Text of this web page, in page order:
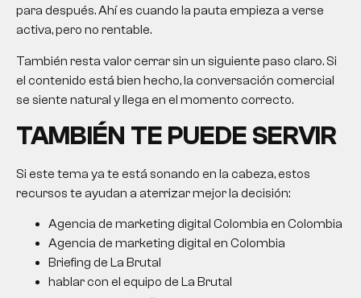
para después. Ahí es cuando la pauta empieza a verse
activa, pero no rentable.
También resta valor cerrar sin un siguiente paso claro. Si
el contenido está bien hecho, la conversación comercial
se siente natural y llega en el momento correcto.
TAMBIÉN TE PUEDE SERVIR
Si este tema ya te está sonando en la cabeza, estos
recursos te ayudan a aterrizar mejor la decisión:
Agencia de marketing digital Colombia en Colombia
Agencia de marketing digital en Colombia
Briefing de La Brutal
hablar con el equipo de La Brutal